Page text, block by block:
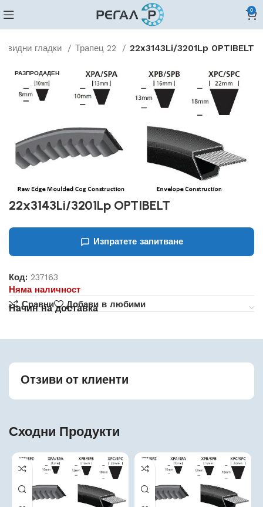
0
гладки Трапец 22 22x3143Li/3201Lp OPTIBELT
РАЗПРОДАДЕН
22x3143Li/3201Lp OPTIBELT
Изпратете запитване
Код:237163
Няма наличност
Сравни
Добави в любими
Начин на доставка
Отзиви от клиенти
Сходни Продукти